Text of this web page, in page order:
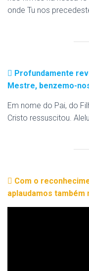
onde Tu nos
Profundamente
Mestre, benzemo-
Em nome do Pai, do
Cristo ressuscitou.
Com o
aplaudamos também